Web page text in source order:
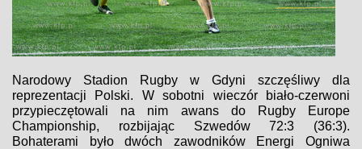
Narodowy Stadion Rugby w Gdyni szczęśliwy dla
reprezentacji Polski. W sobotni wieczór biało-czerwoni
przypieczętowali na nim awans do Rugby Europe
Championship, rozbijając Szwedów 72:3 (36:3).
Bohaterami było dwóch zawodników Energi Ogniwa